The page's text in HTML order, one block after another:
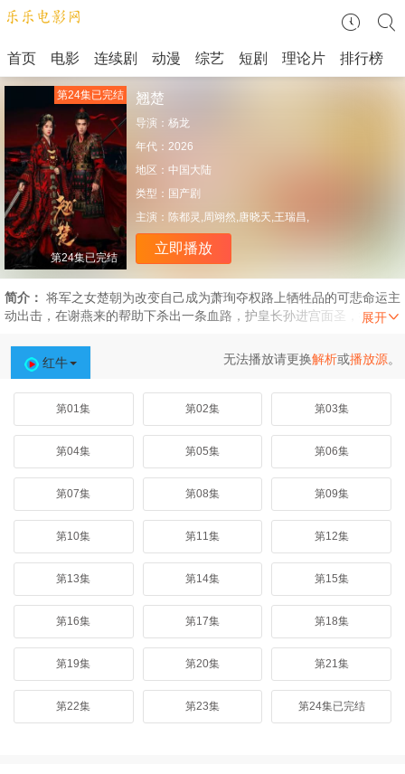
首页 电影 连续剧 动漫 综艺 短剧 理论片 排行榜
第24集已完结
第24集已完结 翘楚
导演： 杨龙
年代： 2026
地区： 中国大陆
类型： 国产剧
主演： 陈都灵,周翊然,唐晓天,王瑞昌,
立即播放
简介：
动出击，在谢燕来的帮助下杀出一条血路，护皇长孙进宫面圣，御前博
患，楚朝携手谢燕来对内巧妙周旋，对外领兵奋战，彻底改变自己的命
运，也让大楚百姓摆脱战火离乱的颠沛命运。
红牛 无法播放请更换解析或播放源。
第01集 第02集 第03集
第04集 第05集 第06集
第07集 第08集 第09集
第10集 第11集 第12集
第13集 第14集 第15集
第16集 第17集 第18集
第19集 第20集 第21集
第22集 第23集 第24集已完结